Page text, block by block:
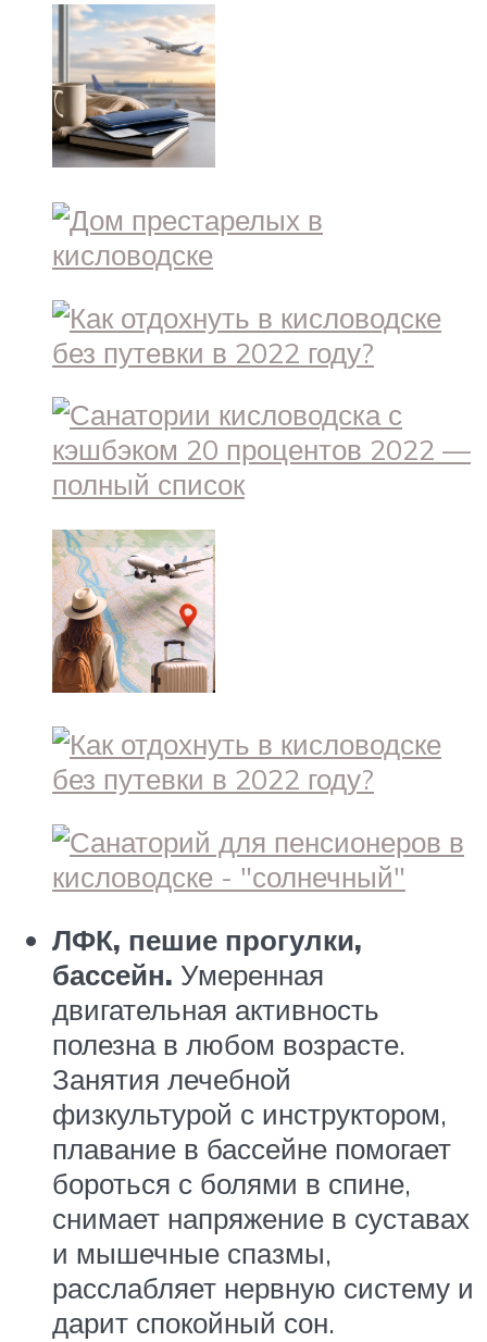
ЛФК, пешие прогулки,
бассейн. Умеренная
двигательная активность
полезна в любом возрасте.
Занятия лечебной
физкультурой с инструктором,
плавание в бассейне помогает
бороться с болями в спине,
снимает напряжение в суставах
и мышечные спазмы,
расслабляет нервную систему и
дарит спокойный сон.